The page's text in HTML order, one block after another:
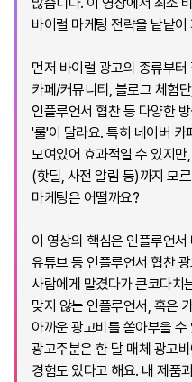
바이럴 마케팅 전략을 낱낱이
먼저 바이럴 광고의 종류부
카페/커뮤니티, 블로그 체험
인플루언서 협찬 등 다양한
'룰'이 달라요. 특히 네이버 카
모여있어 효과적일 수 있지
(핫딜, 사전 알림 등)까지 모
마케팅은 어떨까요?
이 영상의 핵심은 인플루언서
유튜브 등 인플루언서 협찬
사람에게 맡겼다가 큰코다치
맞지 않는 인플루언서, 혹은
아까운 광고비를 쏟아부을
광고주분은 한 달 매체 광고
경험도 있다고 해요. 내 제품